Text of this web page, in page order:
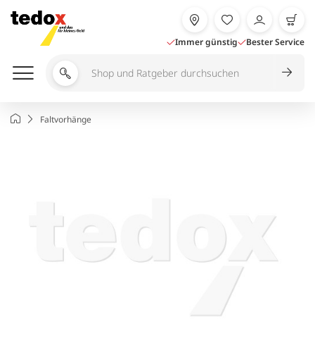
Inhalt
springen
Immer günstig Bester Service
Shop
durchsuchen
StartseiteFaltvorhänge